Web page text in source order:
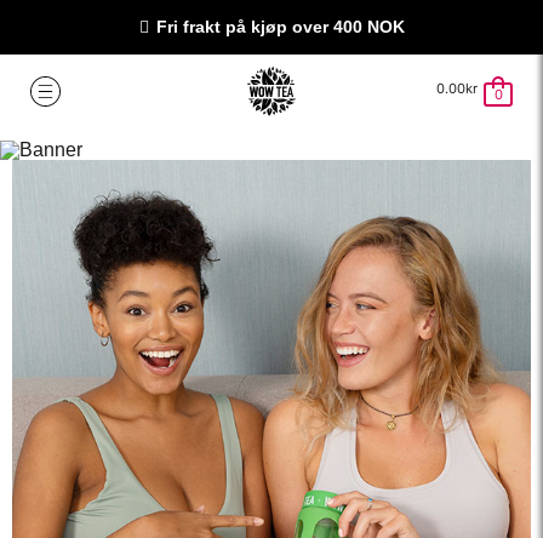
Fri frakt på kjøp over 400 NOK
0.00kr 0